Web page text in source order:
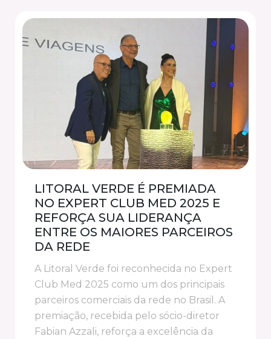
DESCOBRINDO NOVAS
EXPERIÊNCIAS: LITORAL VERDE
REALIZA VISITA TÉCNICA AO
VILA GALÉ COLLECTION OURO
PRETO
A Litoral Verde realizou uma visita técnica
ao Vila Galé Collection Ouro Preto para
conhecer de perto a estrutura,
experiências e diferenciais do hotel. A
ação destacou opções de lazer para toda